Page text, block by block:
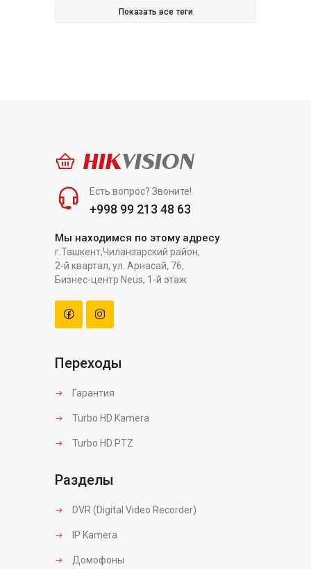
Показать все теги
HIKVISION
Есть вопрос? Звоните!
+998 99 213 48 63
Мы находимся по этому адресу
г.Ташкент,Чиланзарский район,
2-й квартал, ул. Арнасай, 76,
Бизнес-центр Neus, 1-й этаж
Переходы
Гарантия
Turbo HD Kamera
Turbo HD PTZ
Разделы
DVR (Digital Video Recorder)
IP Kamera
Домофоны